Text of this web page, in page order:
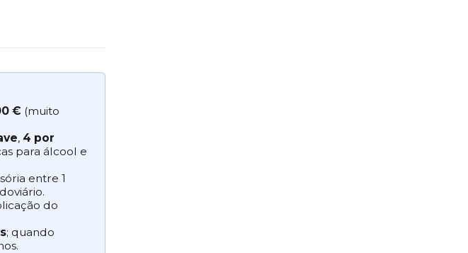
€ (muito
, 4 por
para álcool e
entre 1
do
; quando